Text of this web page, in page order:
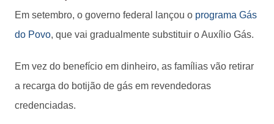
Em setembro, o governo federal lançou o programa Gás
do Povo, que vai gradualmente substituir o Auxílio Gás.
Em vez do benefício em dinheiro, as famílias vão retirar
a recarga do botijão de gás em revendedoras
credenciadas.